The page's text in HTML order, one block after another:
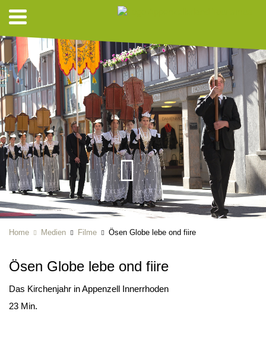
Home Medien Filme Ösen Globe lebe ond fiire
Ösen Globe lebe ond fiire
Das Kirchenjahr in Appenzell Innerrhoden
23 Min.